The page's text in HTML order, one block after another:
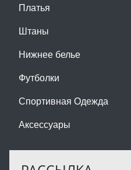
Платья
Штаны
Нижнее белье
Футболки
Спортивная Одежда
Аксессуары